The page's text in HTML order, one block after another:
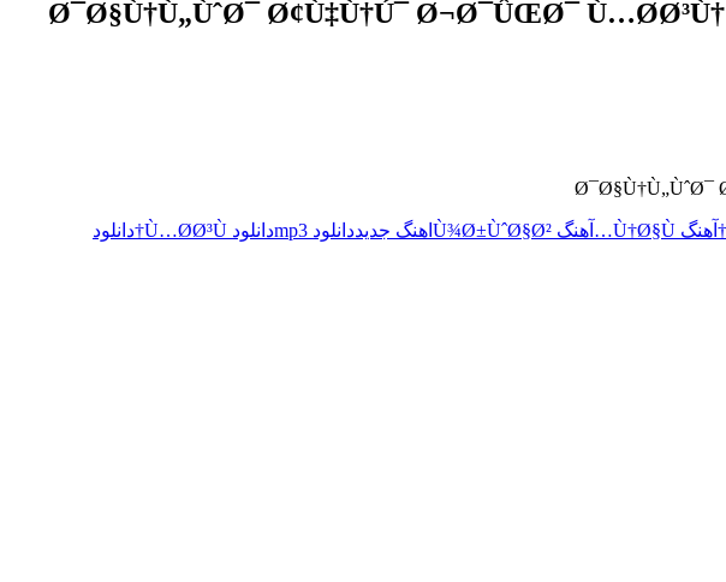
آهنگ Ù†Ø§Ù… آهنگ Ù¾Ø±ÙˆØ§Ø² اهنگ جدیددانلود mp3 دانلود Ù…Ø­Ø³Ù†
دانلود